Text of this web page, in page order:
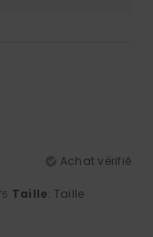
Achat vérifié
Taille: Taille